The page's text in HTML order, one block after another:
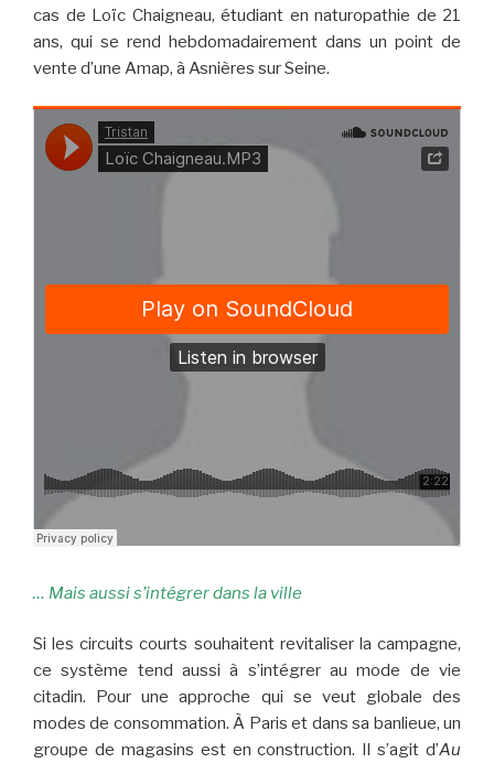
cas de Loïc Chaigneau, étudiant en naturopathie de 21
ans, qui se rend hebdomadairement dans un point de
vente d’une Amap, à Asnières sur Seine.
… Mais aussi s’intégrer dans la ville
Si les circuits courts souhaitent revitaliser la campagne,
ce système tend aussi à s’intégrer au mode de vie
citadin. Pour une approche qui se veut globale des
modes de consommation. À Paris et dans sa banlieue, un
groupe de magasins est en construction. Il s’agit d’Au